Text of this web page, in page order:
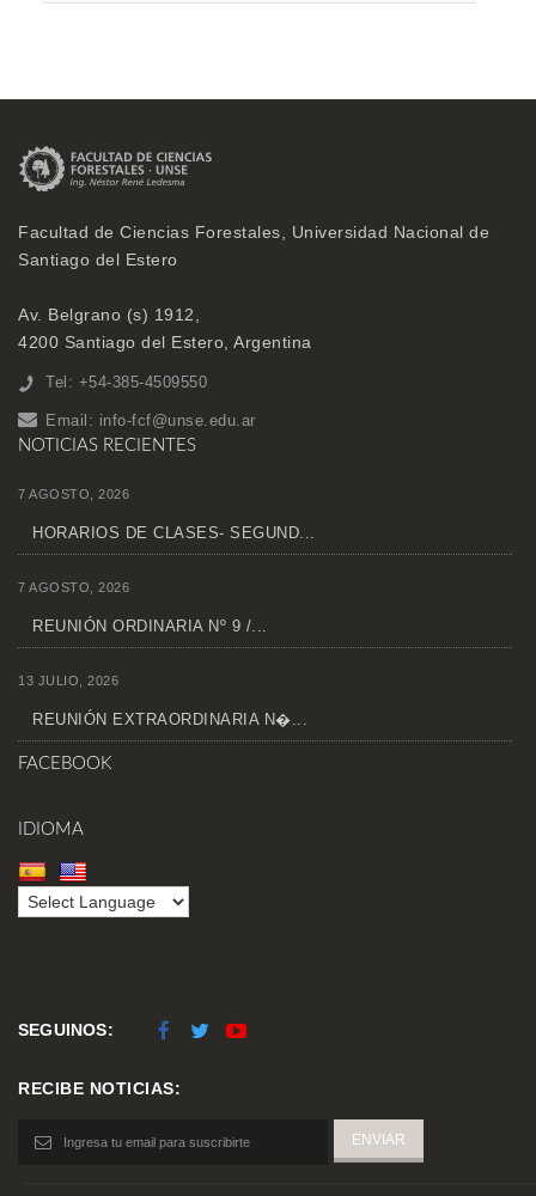
Facultad de Ciencias Forestales, Universidad Nacional de
Santiago del Estero
Av. Belgrano (s) 1912,
4200 Santiago del Estero, Argentina
Tel: +54-385-4509550
Email: info-fcf@unse.edu.ar
NOTICIAS RECIENTES
7 AGOSTO, 2026
HORARIOS DE CLASES- SEGUND...
7 AGOSTO, 2026
REUNIÓN ORDINARIA Nº 9 /...
13 JULIO, 2026
REUNIÓN EXTRAORDINARIA N�...
FACEBOOK
IDIOMA
SEGUINOS:
RECIBE NOTICIAS: